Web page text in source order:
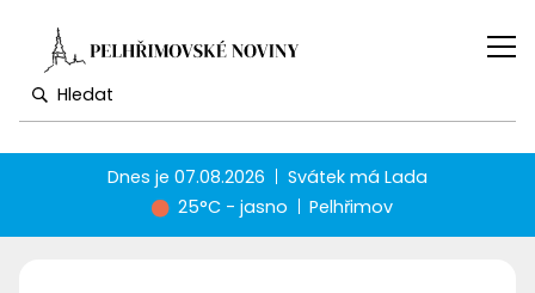
Dnes je07.08.2026 Svátek má Lada
25°C - jasno
Pelhřimov